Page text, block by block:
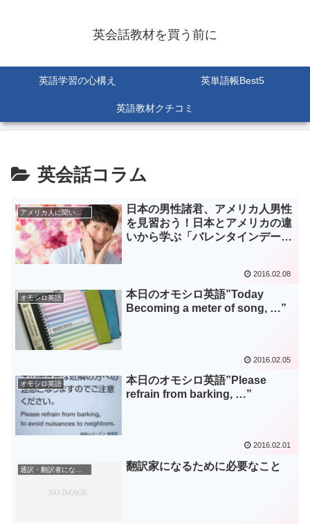
英会話教材を買う前に
英語学習の心構え 英単語帳Best5
英語教材クチコミ
英会話コラム
アメリカ人に聞いてみた
日本の男性諸君、アメリカ人男性
を見習おう！日本とアメリカの違
いから学ぶ「バレンタインデー」
2016.02.08
オモシロ英語
本日のオモシロ英語”Today
Becoming a meter of song, …”
2016.02.05
オモシロ英語
本日のオモシロ英語”Please
refrain from barking, …”
2016.02.01
翻訳家になるために必要なこと